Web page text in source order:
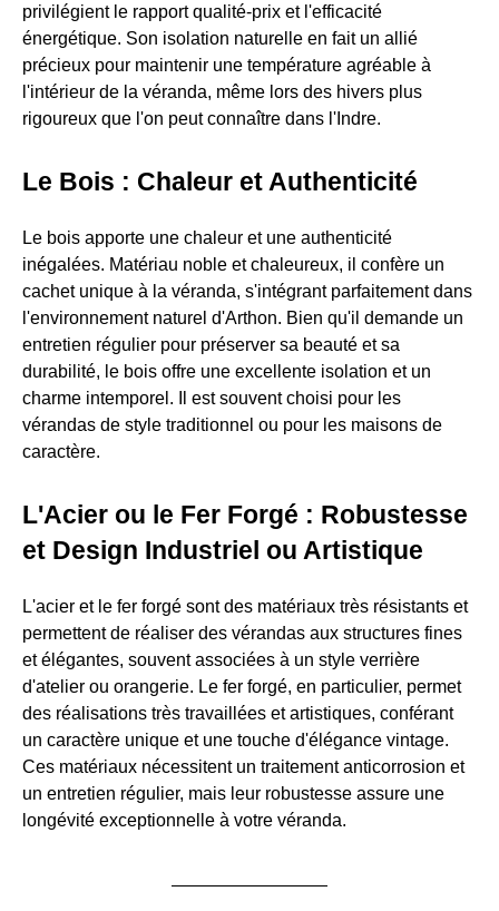
privilégient le rapport qualité-prix et l'efficacité
énergétique. Son isolation naturelle en fait un allié
précieux pour maintenir une température agréable à
l'intérieur de la véranda, même lors des hivers plus
rigoureux que l'on peut connaître dans l'Indre.
Le Bois : Chaleur et Authenticité
Le bois apporte une chaleur et une authenticité
inégalées. Matériau noble et chaleureux, il confère un
cachet unique à la véranda, s'intégrant parfaitement dans
l'environnement naturel d'Arthon. Bien qu'il demande un
entretien régulier pour préserver sa beauté et sa
durabilité, le bois offre une excellente isolation et un
charme intemporel. Il est souvent choisi pour les
vérandas de style traditionnel ou pour les maisons de
caractère.
L'Acier ou le Fer Forgé : Robustesse
et Design Industriel ou Artistique
L'acier et le fer forgé sont des matériaux très résistants et
permettent de réaliser des vérandas aux structures fines
et élégantes, souvent associées à un style verrière
d'atelier ou orangerie. Le fer forgé, en particulier, permet
des réalisations très travaillées et artistiques, conférant
un caractère unique et une touche d'élégance vintage.
Ces matériaux nécessitent un traitement anticorrosion et
un entretien régulier, mais leur robustesse assure une
longévité exceptionnelle à votre véranda.